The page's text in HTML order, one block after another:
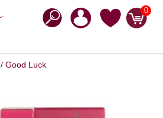
0
/ Good Luck